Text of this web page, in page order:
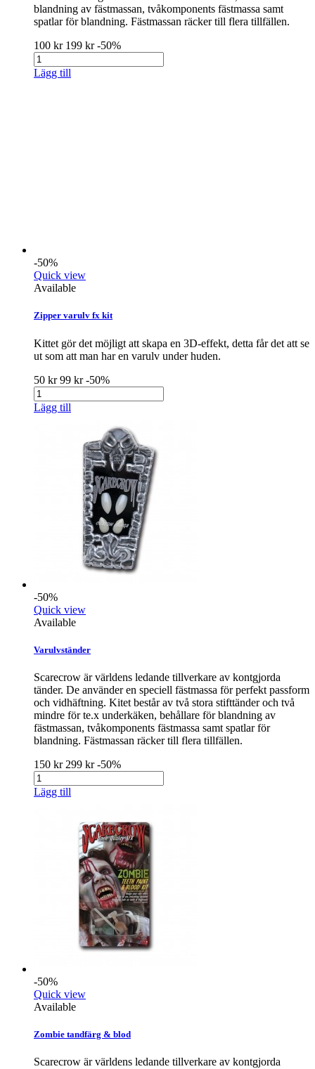
blandning av fästmassan, tvåkomponents fästmassa samt
spatlar för blandning. Fästmassan räcker till flera tillfällen.
100 kr 199 kr-50%
Lägg till
-50%
Quick view
Available
Zipper varulv fx kit
Kittet gör det möjligt att skapa en 3D-effekt, detta får det att se
ut som att man har en varulv under huden.
50 kr99 kr-50%
Lägg till
-50%
Quick view
Available
Varulvständer
Scarecrow är världens ledande tillverkare av kontgjorda
tänder. De använder en speciell fästmassa för perfekt passform
och vidhäftning. Kitet består av två stora stifttänder och två
mindre för te.x underkäken, behållare för blandning av
fästmassan, tvåkomponents fästmassa samt spatlar för
blandning. Fästmassan räcker till flera tillfällen.
150 kr 299 kr-50%
Lägg till
-50%
Quick view
Available
Zombie tandfärg & blod
Scarecrow är världens ledande tillverkare av kontgjorda